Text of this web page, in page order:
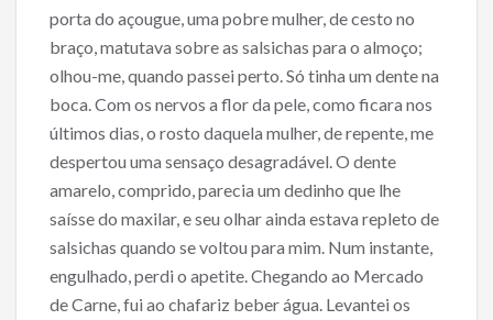
porta do açougue, uma pobre mulher, de cesto no
braço, matutava sobre as salsichas para o almoço;
olhou-me, quando passei perto. Só tinha um dente na
boca. Com os nervos a flor da pele, como ficara nos
últimos dias, o rosto daquela mulher, de repente, me
despertou uma sensaço desagradável. O dente
amarelo, comprido, parecia um dedinho que lhe
saísse do maxilar, e seu olhar ainda estava repleto de
salsichas quando se voltou para mim. Num instante,
engulhado, perdi o apetite. Chegando ao Mercado
de Carne, fui ao chafariz beber água. Levantei os